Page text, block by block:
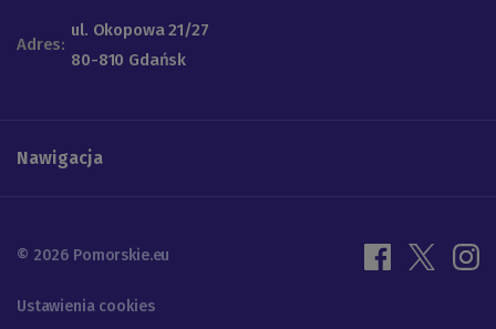
Adres:
ul. Okopowa 21/27
80-810 Gdańsk
Nawigacja
© 2026 Pomorskie.eu
Ustawienia cookies